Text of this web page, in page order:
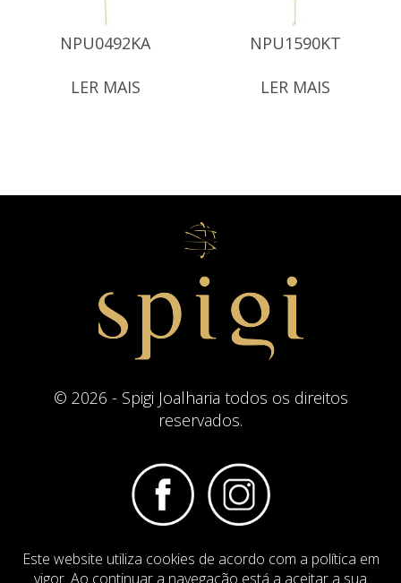
Este website utiliza cookies de acordo com a política em
vigor. Ao continuar a navegação está a aceitar a sua
NPU0492KA
LER MAIS
NPU1590KT
LER MAIS
© 2026 - Spigi Joalharia todos os direitos
reservados.
Termos e Condições Website Politica de Cookies